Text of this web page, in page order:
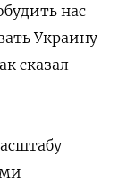
нас
Украину
сказал